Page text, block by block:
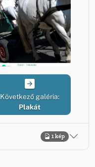
Következő galéria:
Plakát
1 kép